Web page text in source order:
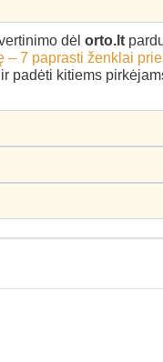
dėl orto.lt
– 7 paprasti ženklai
padėti kitiems